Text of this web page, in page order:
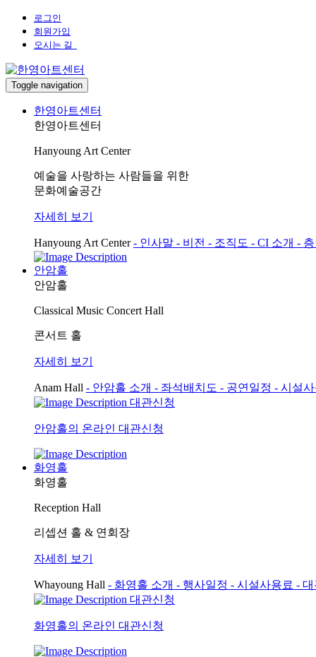
로그인
회원가입
오시는 길
Toggle navigation
한영아트센터
한영아트센터
Hanyoung Art Center
예술을 사랑하는 사람들을 위한
문화예술공간
자세히 보기
Hanyoung Art Center - 인사말 - 비전 - 조직도 - CI 소개 -
안암홀
안암홀
Classical Music Concert Hall
콘서트 홀
자세히 보기
Anam Hall - 안암홀 소개 - 좌석배치도 - 공연일정 - 시설
대관신청
안암홀의 온라인 대관신청
화영홀
화영홀
Reception Hall
리셉션 홀 & 연회장
자세히 보기
Whayoung Hall - 화영홀 소개 - 행사일정 - 시설사용료 -
대관신청
화영홀의 온라인 대관신청